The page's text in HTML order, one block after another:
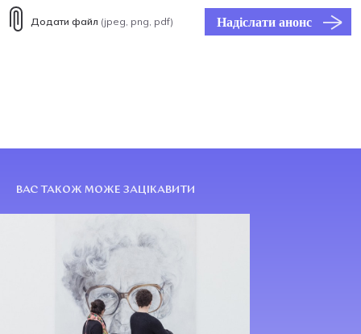
Додати файл (jpeg, png, pdf) Надіслати анонс
ВАС ТАКОЖ МОЖЕ ЗАЦІКАВИТИ